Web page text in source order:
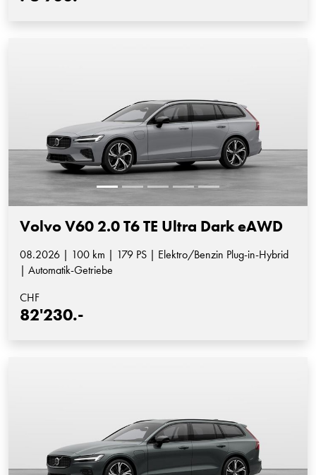
Volvo V60 2.0 T6 TE Ultra Dark eAWD
08.2026 | 100 km | 179 PS | Elektro/Benzin Plug-in-Hybrid
| Automatik-Getriebe
CHF
82'230.-